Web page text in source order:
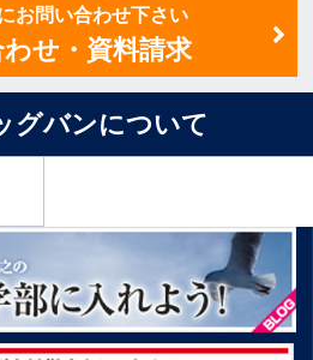
お問い合わせ下さい
せ・資料請求
学部に入れよう！
グバンについて